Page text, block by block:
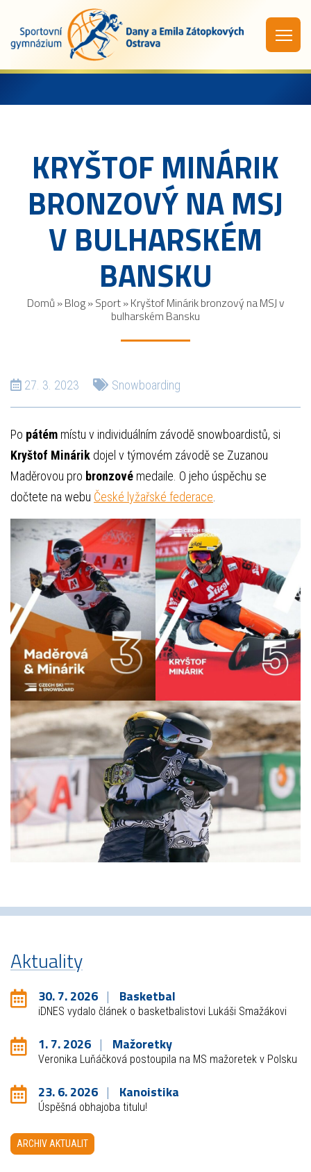
KRYŠTOF MINÁRIK
BRONZOVÝ NA MSJ
V BULHARSKÉM
BANSKU
Domů »Blog»Sport»Kryštof Minárik bronzový na MSJ v
bulharském Bansku
27. 3. 2023 Snowboarding
Po pátém místu v individuálním závodě snowboardistů, si
Kryštof Minárik dojel v týmovém závodě se Zuzanou
Maděrovou pro bronzové medaile. O jeho úspěchu se
dočtete na webu České lyžařské federace.
Aktuality
30. 7. 2026 Basketbal
iDNES vydalo článek o basketbalistovi Lukáši Smažákovi
1. 7. 2026 Mažoretky
Veronika Luňáčková postoupila na MS mažoretek v Polsku
23. 6. 2026 Kanoistika
Úspěšná obhajoba titulu!
ARCHIV AKTUALIT